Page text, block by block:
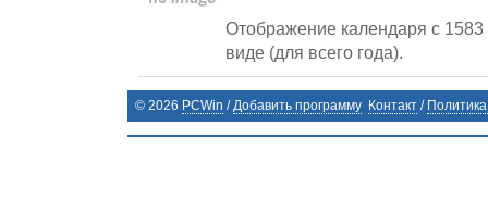
Отображение календаря c 1583
виде (для всего года).
© 2026 PCWin /Добавить программу Контакт /